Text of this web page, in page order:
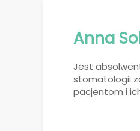
Anna
Jest
stomatologii
pacjentom i